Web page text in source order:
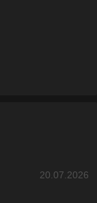
20.07.2026